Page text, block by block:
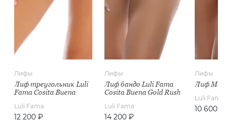
Лифы
Лиф треугольник Luli
Fama Cosita Buena
Luli Fama
12 200 ₽
Лифы
Лиф бандо Luli Fama
Cosita Buena Gold Rush
Luli Fama
14 200 ₽
Лифы
Лиф
Luli Fama
10 600 ₽